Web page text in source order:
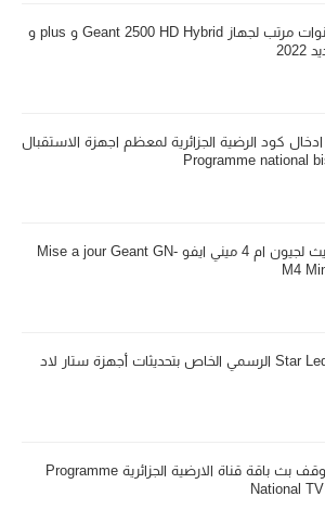
ملف قنوات مرتب لجهاز Geant 2500 HD Hybrid و plus و
كود الرضية الجزائرية لمعظم اجهزة الاستقبال
Programme national
اخر تحديث لجيون ام 4 ميني ايفو Mise a jour Geant GN-
M4
موقع Star Led الرسمي الخاص بتحديثات أجهزة ستار لاد
سبب توقف بث باقة قناة الارضية الجزائرية Programme
National